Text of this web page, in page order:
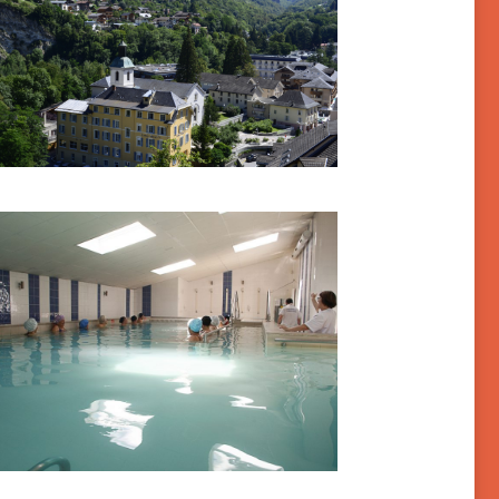
les-Bains – Marseille